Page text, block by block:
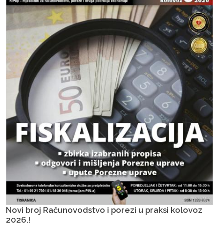
Novi broj Računovodstvo i porezi u praksi kolovoz
2026.!